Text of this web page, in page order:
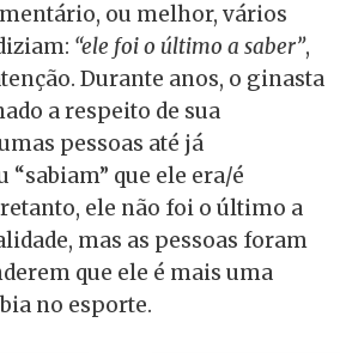
ou melhor, vários
“ele foi o último a saber”,
Durante anos, o ginasta
a respeito de sua
pessoas até já
“sabiam” que ele era/é
ele não foi o último a
mas as pessoas foram
que ele é mais uma
no esporte.